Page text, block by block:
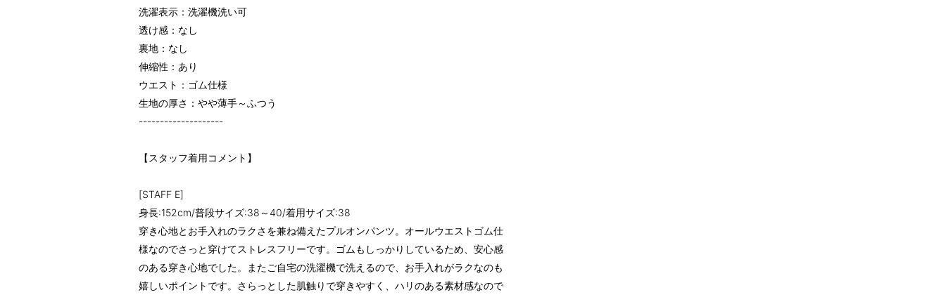
洗濯表示：洗濯機洗い可
透け感：なし
裏地：なし
伸縮性：あり
ウエスト：ゴム仕様
生地の厚さ：やや薄手～ふつう
--------------------
【スタッフ着用コメント】
[STAFF E]
身長:152cm/普段サイズ:38～40/着用サイズ:38
穿き心地とお手入れのラクさを兼ね備えたプルオンパンツ。オールウエストゴム仕
様なのでさっと穿けてストレスフリーです。ゴムもしっかりしているため、安心感
のある穿き心地でした。またご自宅の洗濯機で洗えるので、お手入れがラクなのも
嬉しいポイントです。さらっとした肌触りで穿きやすく、ハリのある素材感なので